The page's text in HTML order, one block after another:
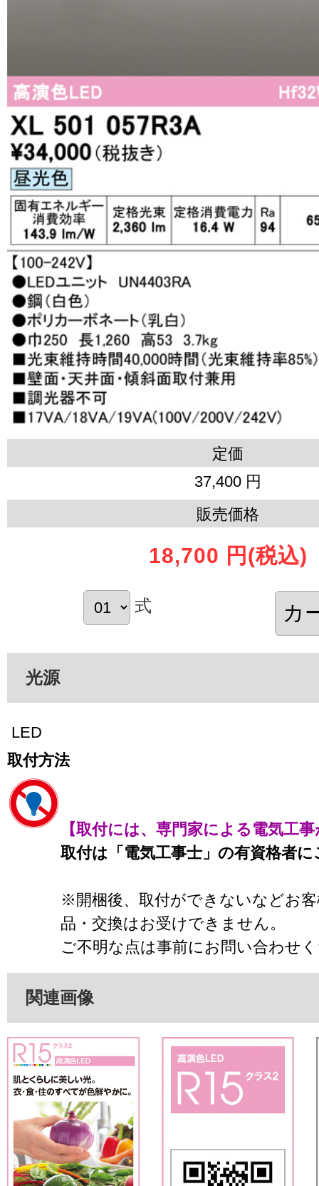
定価
37,400 円
販売価格
18,700 円 (税込)
式
光源
LED
取付方法
【取付には、専門家による電気工
取付は「電気工事士」の有資格者
※開梱後、取付ができないなどお
品・交換はお受けできません。
ご不明な点は事前にお問い合わせ
関連画像